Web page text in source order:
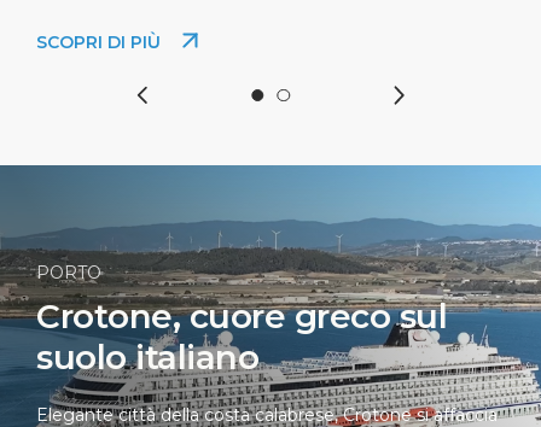
palcoscenico di cultura, divertimento e fascino
SCOPRI DI PIÙ
PORTO
Crotone, cuore greco sul
suolo italiano
Elegante città della costa calabrese, Crotone si affaccia